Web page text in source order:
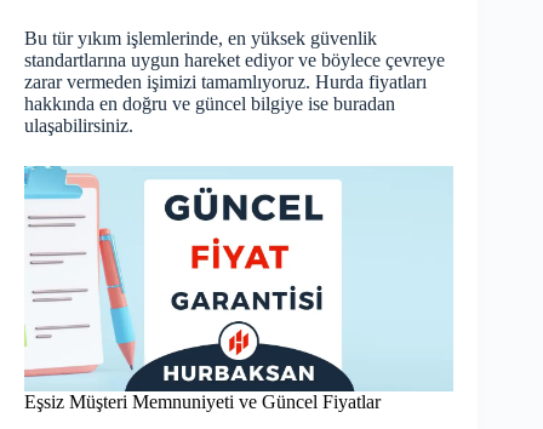
Bu tür yıkım işlemlerinde, en yüksek güvenlik
standartlarına uygun hareket ediyor ve böylece çevreye
zarar vermeden işimizi tamamlıyoruz. Hurda fiyatları
hakkında en doğru ve güncel bilgiye ise buradan
ulaşabilirsiniz.
Eşsiz Müşteri Memnuniyeti ve Güncel Fiyatlar